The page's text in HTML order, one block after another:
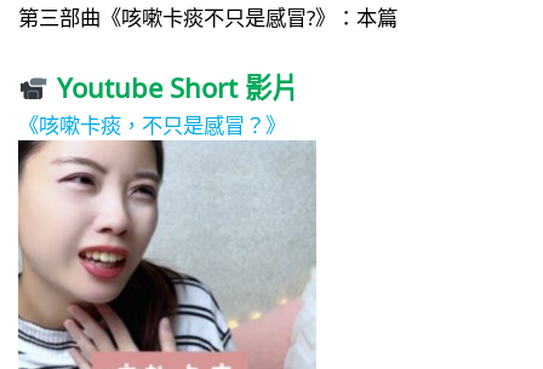
第三部曲《咳嗽卡痰不只是感冒?》：本篇
Youtube Short 影片
《咳嗽卡痰，不只是感冒？》